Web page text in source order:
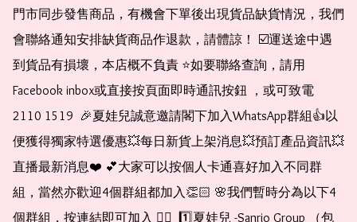
門市同步發售商品，有機會下單後出現貨品缺貨情況，我們
會聯絡通知安排缺貨商品作退款，請體諒！ ☑️運送途中遇
到貨品有損壞，本店概不負責 ⭐️如要聯絡查詢，請用
Facebook inbox或直接按頁面即時通訊按鈕 ，或可致電
2110 1519  🎉夏娃兒誠意邀請閣下加入WhatsApp群組👍以
便獲得獨家特選優惠💥每日新貨上架消息💥預訂產品資訊💥
直播最新消息❤️ 💕大家可以按個人卡通喜好加入不同群
組，當然亦歡迎4個群組都加入👏🏻 🌸我們暫時分為以下4
個群組，按連結即可加入 👇🏻  1️⃣夏娃兒 -Sanrio Group （包